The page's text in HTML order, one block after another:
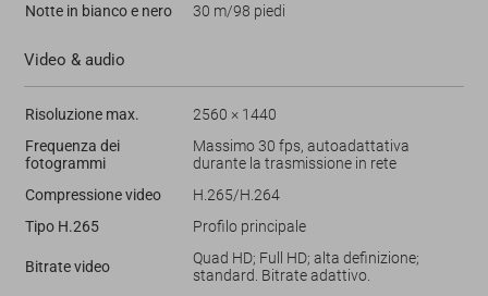
Notte in bianco e nero
30 m/98 piedi
Video & audio
Risoluzione max.
2560 × 1440
Frequenza dei
fotogrammi
Massimo 30 fps, autoadattativa
durante la trasmissione in rete
Compressione video
H.265/H.264
Tipo H.265
Profilo principale
Bitrate video
Quad HD; Full HD; alta definizione;
standard. Bitrate adattivo.